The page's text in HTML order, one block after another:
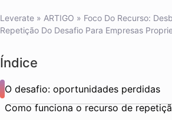
Leverate » ARTIGO » Foco Do Recurso:
Repetição Do Desafio Para Empresas
Índice
O desafio: oportunidades perdidas
Como funciona o recurso de